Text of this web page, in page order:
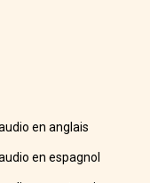
en anglais
en espagnol